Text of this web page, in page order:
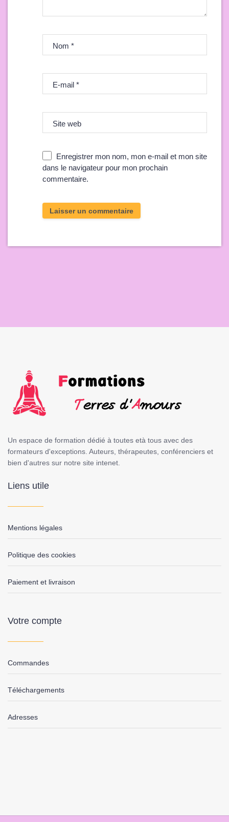
Nom *
E-mail *
Site web
Enregistrer mon nom, mon e-mail et mon site
dans le navigateur pour mon prochain
commentaire.
Un espace de formation dédié à toutes età tous avec des
formateurs d'exceptions. Auteurs, thérapeutes, conférenciers et
bien d'autres sur notre site intenet.
Liens utile
Mentions légales
Politique des cookies
Paiement et livraison
Votre compte
Commandes
Téléchargements
Adresses